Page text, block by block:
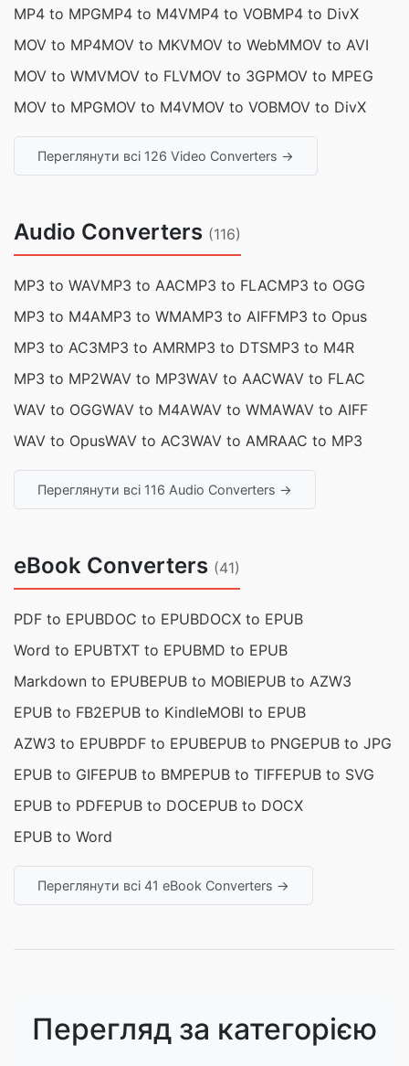
MP4 to MPGMP4 to M4VMP4 to VOBMP4 to DivX
MOV to MP4MOV to MKVMOV to WebMMOV to AVI
MOV to WMVMOV to FLVMOV to 3GPMOV to MPEG
MOV to MPGMOV to M4VMOV to VOBMOV to DivX
Переглянути всі 126 Video Converters →
Audio Converters (116)
MP3 to WAVMP3 to AACMP3 to FLACMP3 to OGG
MP3 to M4AMP3 to WMAMP3 to AIFFMP3 to Opus
MP3 to AC3MP3 to AMRMP3 to DTSMP3 to M4R
MP3 to MP2WAV to MP3WAV to AACWAV to FLAC
WAV to OGGWAV to M4AWAV to WMAWAV to AIFF
WAV to OpusWAV to AC3WAV to AMRAAC to MP3
Переглянути всі 116 Audio Converters →
eBook Converters (41)
PDF to EPUBDOC to EPUBDOCX to EPUB
Word to EPUBTXT to EPUBMD to EPUB
Markdown to EPUBEPUB to MOBIEPUB to AZW3
EPUB to FB2EPUB to KindleMOBI to EPUB
AZW3 to EPUBPDF to EPUBEPUB to PNGEPUB to JPG
EPUB to GIFEPUB to BMPEPUB to TIFFEPUB to SVG
EPUB to PDFEPUB to DOCEPUB to DOCX
EPUB to Word
Переглянути всі 41 eBook Converters →
Перегляд за категорією